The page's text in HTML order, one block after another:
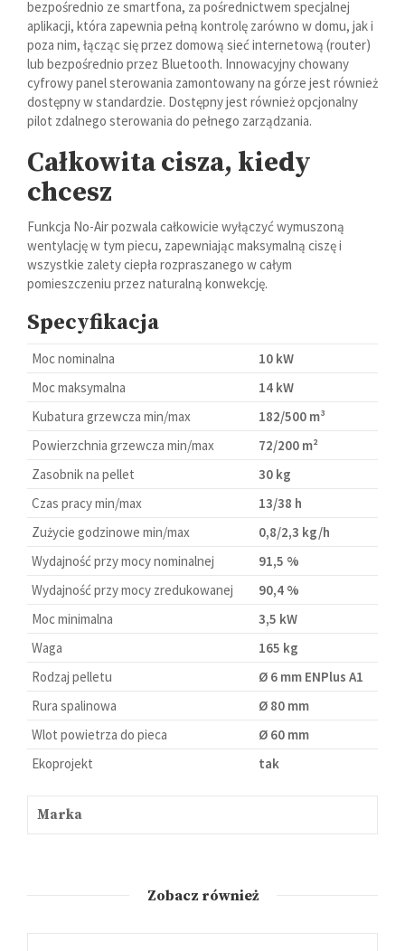
bezpośrednio ze smartfona, za pośrednictwem specjalnej
aplikacji, która zapewnia pełną kontrolę zarówno w domu, jak i
poza nim, łącząc się przez domową sieć internetową (router)
lub bezpośrednio przez Bluetooth. Innowacyjny chowany
cyfrowy panel sterowania zamontowany na górze jest również
dostępny w standardzie. Dostępny jest również opcjonalny
pilot zdalnego sterowania do pełnego zarządzania.
Całkowita cisza, kiedy
chcesz
Funkcja No-Air pozwala całkowicie wyłączyć wymuszoną
wentylację w tym piecu, zapewniając maksymalną ciszę i
wszystkie zalety ciepła rozpraszanego w całym
pomieszczeniu przez naturalną konwekcję.
Specyfikacja
Moc nominalna
10 kW
Moc maksymalna
14 kW
Kubatura grzewcza min/max
182/500 m³
Powierzchnia grzewcza min/max
72/200 m²
Zasobnik na pellet
30 kg
Czas pracy min/max
13/38 h
Zużycie godzinowe min/max
0,8/2,3 kg/h
Wydajność przy mocy nominalnej
91,5 %
Wydajność przy mocy zredukowanej
90,4 %
Moc minimalna
3,5 kW
Waga
165 kg
Rodzaj pelletu
Ø 6 mm ENPlus A1
Rura spalinowa
Ø 80 mm
Wlot powietrza do pieca
Ø 60 mm
Ekoprojekt
tak
Marka
Zobacz również